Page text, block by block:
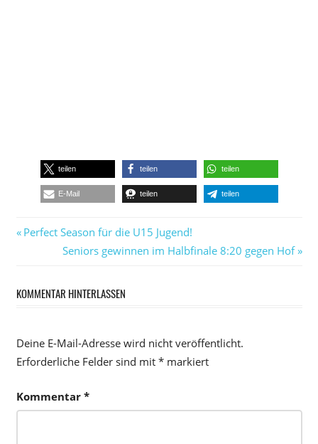
teilen teilen teilen
E-Mail teilen teilen
Beitragsnavigation
Vorheriger
‎Perfect Season‬ für die U15 Jugend!
Nächster
Seniors gewinnen im Halbfinale 8:20 gegen Hof
KOMMENTAR HINTERLASSEN
Deine E-Mail-Adresse wird nicht veröffentlicht.
Erforderliche Felder sind mit *markiert
Kommentar *